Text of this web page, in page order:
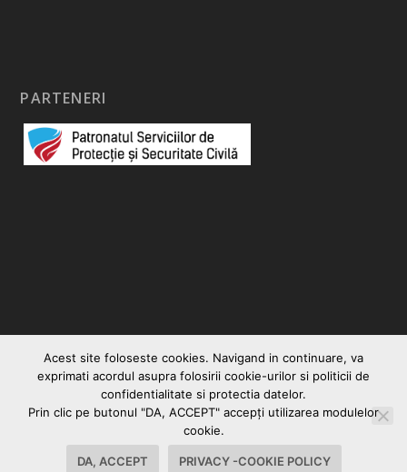
PARTENERI
Vocea Romanului
Contact Politica Cookies-Privacy
Acest site foloseste cookies. Navigand in continuare, va
exprimati acordul asupra folosirii cookie-urilor si politicii de
confidentialitate si protectia datelor.
Prin clic pe butonul "DA, ACCEPT" accepţi utilizarea modulelor
cookie.
DA, ACCEPT PRIVACY -COOKIE POLICY